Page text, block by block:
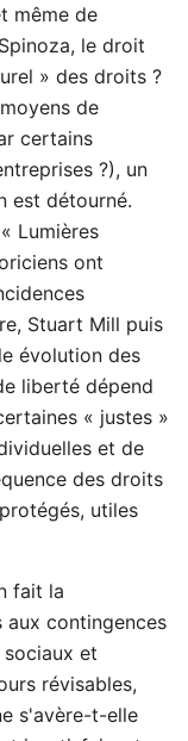
même de
le droit
» des droits ?
de
certains
?), un
est détourné.
Lumières
ont
Stuart Mill puis
évolution des
liberté dépend
« justes »
et de
des droits
utiles
fait la
contingences
et
révisables,
s'avère-t-elle